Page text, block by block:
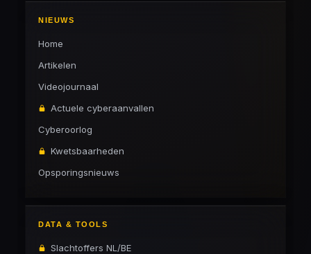
NIEUWS
Home
Artikelen
Videojournaal
Actuele cyberaanvallen
Cyberoorlog
Kwetsbaarheden
Opsporingsnieuws
DATA & TOOLS
Slachtoffers NL/BE